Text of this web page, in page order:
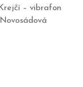
– vibrafon